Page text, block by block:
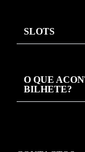
SLOTS
O QUE
BILHETE?